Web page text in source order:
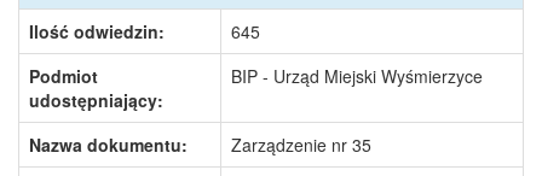
Ilość odwiedzin:
645
Podmiot
udostępniający:
BIP - Urząd Miejski Wyśmierzyce
Nazwa dokumentu:
Zarządzenie nr 35